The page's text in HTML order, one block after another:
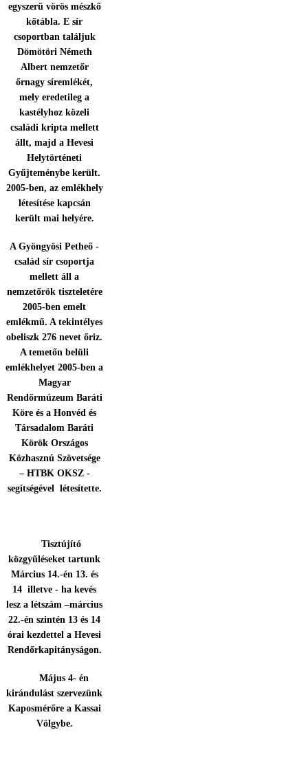
egyszerű vörös mészkő
kőtábla. E sír
csoportban találjuk
Dömötöri Németh
Albert nemzetőr
őrnagy síremlékét,
mely eredetileg a
kastélyhoz közeli
családi kripta mellett
állt, majd a Hevesi
Helytörténeti
Gyűjteménybe került.
2005-ben, az emlékhely
létesítése kapcsán
került mai helyére.
A Gyöngyösi Petheő -
család sír csoportja
mellett áll a
nemzetőrök tiszteletére
2005-ben emelt
emlékmű. A tekintélyes
obeliszk 276 nevet őriz.
A temetőn belüli
emlékhelyet 2005-ben a
Magyar
Rendőrmúzeum Baráti
Köre és a Honvéd és
Társadalom Baráti
Körök Országos
Közhasznú Szövetsége
– HTBK OKSZ -
segítségével létesítette.
Tisztújító
közgyűléseket tartunk
Március 14.-én 13. és
14 illetve - ha kevés
lesz a létszám –március
22.-én szintén 13 és 14
órai kezdettel a Hevesi
Rendőrkapitányságon.
Május 4- én
kirándulást szervezünk
Kaposmérőre a Kassai
Völgybe.